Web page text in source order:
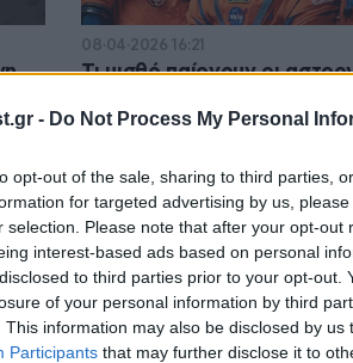
- Do Not Process My Personal
opt-out of the sale, sharing to third parties,
for targeted advertising by us,
selection. Please note that after your opt-out
interest-based ads based on personal
to third parties prior to your opt-out.
of your personal information by third
This information may also be disclosed by us
Participants that may further disclose it to
08·04·2026 16:21
Τι μισθό παίρνουν οι
στη Σελήνη